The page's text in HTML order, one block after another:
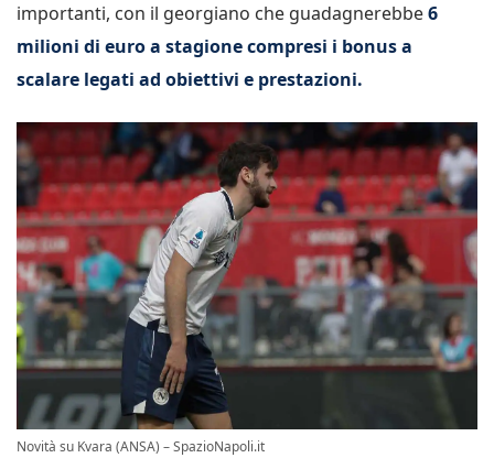
importanti, con il georgiano che guadagnerebbe6
milioni di euro a stagione compresi i bonus a
scalare legati ad obiettivi e prestazioni.
Novità su Kvara (ANSA) – SpazioNapoli.it